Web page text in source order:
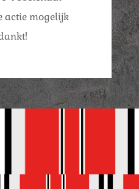
actie mogelijk